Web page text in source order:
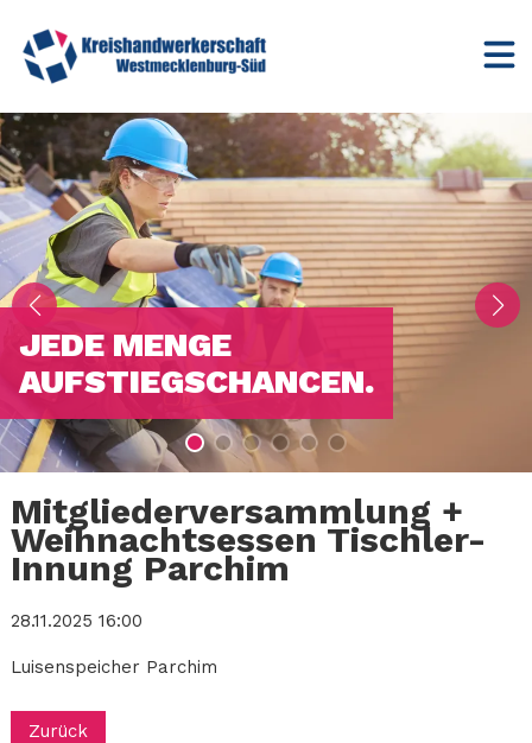
JEDE MENGE
AUFSTIEGSCHANCEN.
Mitgliederversammlung +
Weihnachtsessen Tischler-
Innung Parchim
28.11.2025 16:00
Luisenspeicher Parchim
Zurück